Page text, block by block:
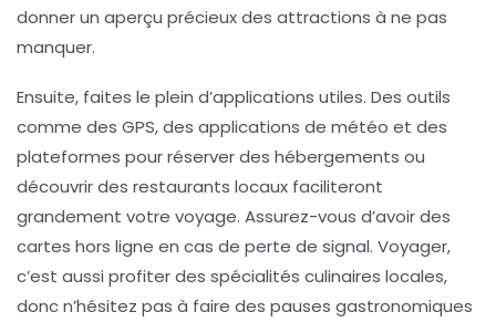
donner un aperçu précieux des attractions à ne pas
manquer.
Ensuite, faites le plein d’applications utiles. Des outils
comme des GPS, des applications de météo et des
plateformes pour réserver des hébergements ou
découvrir des restaurants locaux faciliteront
grandement votre voyage. Assurez-vous d’avoir des
cartes hors ligne en cas de perte de signal. Voyager,
c’est aussi profiter des spécialités culinaires locales,
donc n’hésitez pas à faire des pauses gastronomiques